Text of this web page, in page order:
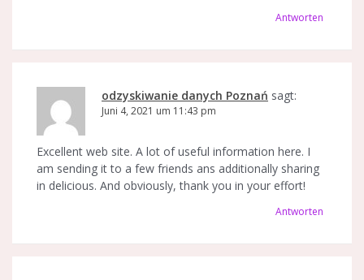
Antworten
odzyskiwanie danych Poznań sagt:
Juni 4, 2021 um 11:43 pm
Excellent web site. A lot of useful information here. I
am sending it to a few friends ans additionally sharing
in delicious. And obviously, thank you in your effort!
Antworten